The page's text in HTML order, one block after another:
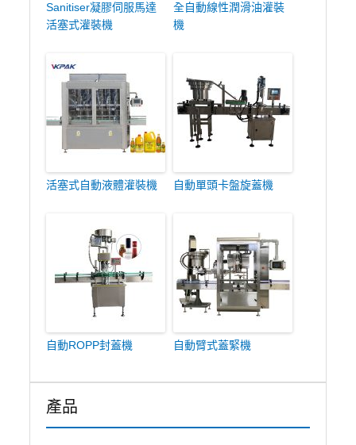
Sanitiser凝膠伺服馬達
活塞式灌裝機
全自動線性潤滑油灌裝
機
活塞式自動液體灌裝機 自動單頭卡盤旋蓋機
自動ROPP封蓋機 自動臂式蓋緊機
產品